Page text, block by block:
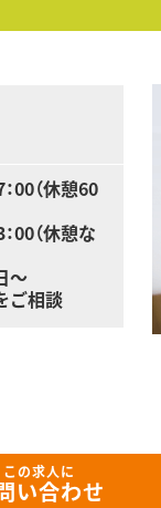
00（休憩60
（休憩な
～
ご相談
この求人に
い合わせ